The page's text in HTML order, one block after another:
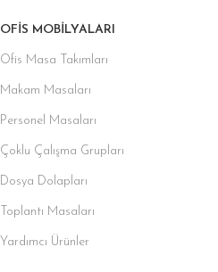
OFIS MOBILYALARI
Ofis Masa Takımları
Makam Masaları
Personel Masaları
Çoklu Çalışma Grupları
Dosya Dolapları
Toplantı Masaları
Yardımcı Ürünler